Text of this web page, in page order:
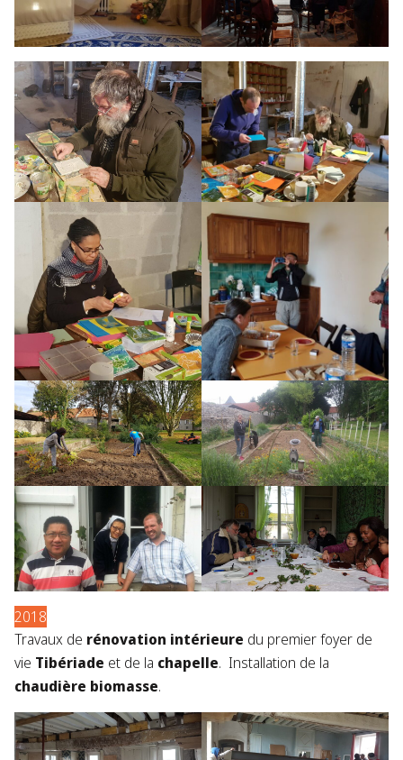
2018
Travaux de rénovation intérieure du premier foyer de
vie Tibériade et de la chapelle. Installation de la
chaudière biomasse.